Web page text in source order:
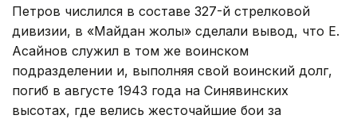
Петров числился в составе 327-й стрелковой
дивизии, в «Майдан жолы» сделали вывод, что Е.
Асайнов служил в том же воинском
подразделении и, выполняя свой воинский долг,
погиб в августе 1943 года на Синявинских
высотах, где велись жесточайшие бои за